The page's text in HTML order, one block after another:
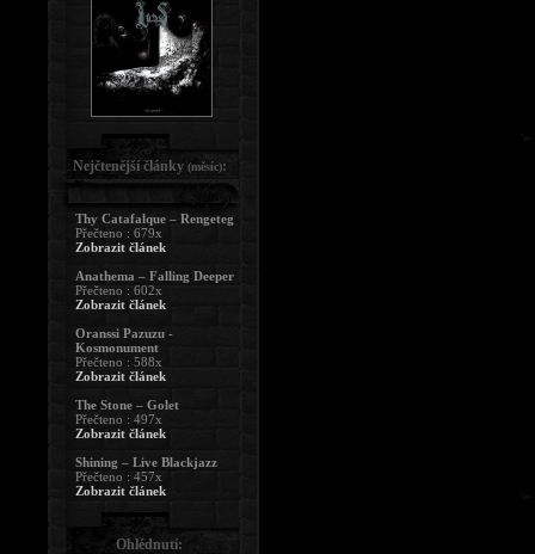
Nejčtenější články (měsíc):
Thy Catafalque – Rengeteg
Přečteno : 679x
Zobrazit článek
Anathema – Falling Deeper
Přečteno : 602x
Zobrazit článek
Oranssi Pazuzu -
Kosmonument
Přečteno : 588x
Zobrazit článek
The Stone – Golet
Přečteno : 497x
Zobrazit článek
Shining – Live Blackjazz
Přečteno : 457x
Zobrazit článek
Ohlédnutí: